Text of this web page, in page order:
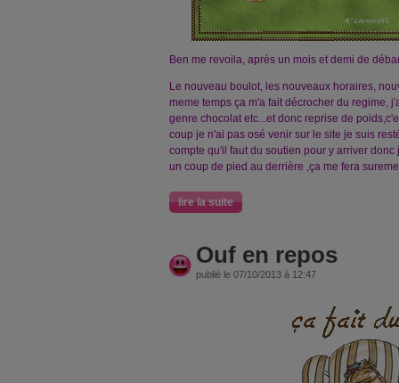
Ben me revoila, après un mois et demi de
Le nouveau boulot, les nouveaux horaires,
meme temps ça m'a fait décrocher du regime,
genre chocolat etc...et donc reprise de
coup je n'ai pas osé venir sur le site je suis
compte qu'il faut du soutien pour y arriver
un coup de pied au derrière ,ça me fera
lire la suite
Ouf en repos
publié le 07/10/2013 à 12:47